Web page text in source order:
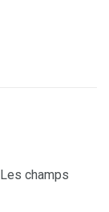
Les champs